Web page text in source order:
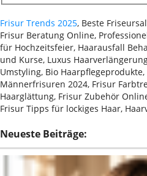
Frisur Trends 2025, Beste
Frisur Beratung Online,
für Hochzeitsfeier, Haarausfall
und Kurse, Luxus
Umstyling, Bio
Männerfrisuren 2024, Frisur
Haarglättung, Frisur Zubehör
Frisur Tipps für lockiges Haar,
Neueste Beiträge: